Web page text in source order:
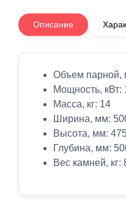
Описание
Объем парной,
Мощность, кВт:
Масса, кг: 14
Ширина, мм:
Высота, мм:
Глубина, мм:
Вес камней, кг: